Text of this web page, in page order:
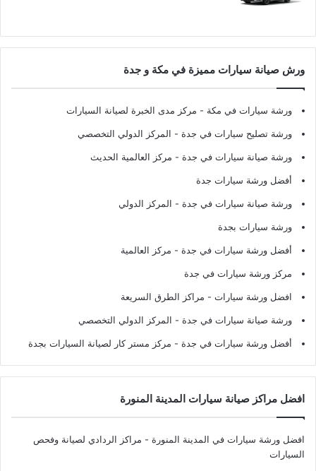
ورش صيانة سيارات مميزة في مكة و جدة
ورشة سيارات في مكة - مركز مدى الخبرة لصيانة السيارات
ورشة تصليح سيارات في جدة - المركز الدولي التخصصي
ورشة صيانة سيارات في جدة - مركز العالمية الحديث
أفضل ورشة سيارات جدة
ورشة صيانة سيارات في جدة - المركز الدولي
ورشة سيارات بجدة
أفضل ورشة سيارات في جدة - مركز العالمية
مركز ورشة سيارات في جدة
افضل ورشة سيارات - مراكز الطرق السريعة
ورشة صيانة سيارات في جدة - المركز الدولي التخصصي
أفضل ورشة سيارات في جدة - مركز مستر كار لصيانة السيارات بجدة
افضل مراكز صيانة سيارات المدينة المنورة
افضل ورشة سيارات في المدينة المنورة - مراكز الردادي لصيانة وفحص
السيارات